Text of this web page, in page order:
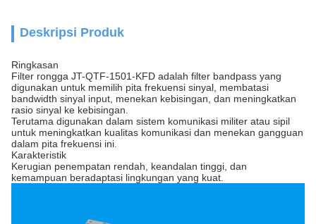
Deskripsi Produk
Ringkasan
Filter rongga JT-QTF-1501-KFD adalah filter bandpass yang
digunakan untuk memilih pita frekuensi sinyal, membatasi
bandwidth sinyal input, menekan kebisingan, dan meningkatkan
rasio sinyal ke kebisingan.
Terutama digunakan dalam sistem komunikasi militer atau sipil
untuk meningkatkan kualitas komunikasi dan menekan gangguan
dalam pita frekuensi ini.
Karakteristik
Kerugian penempatan rendah, keandalan tinggi, dan
kemampuan beradaptasi lingkungan yang kuat.